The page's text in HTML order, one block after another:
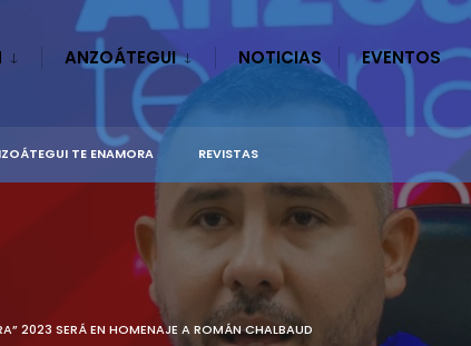
ANZOÁTEGUI NOTICIAS EVENTOS
TE ENAMORA REVISTAS
2023 SERÁ EN HOMENAJE A ROMÁN CHALBAUD